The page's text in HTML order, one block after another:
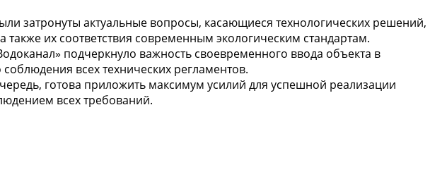
затронуты актуальные вопросы, касающиеся технологических решений,
также их соответствия современным экологическим стандартам.
подчеркнуло важность своевременного ввода объекта в
всех технических регламентов.
готова приложить максимум усилий для успешной реализации
всех требований.